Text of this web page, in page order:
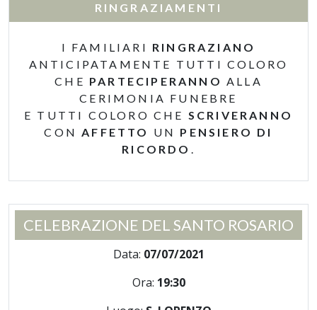
RINGRAZIAMENTI
I FAMILIARI RINGRAZIANO
ANTICIPATAMENTE TUTTI COLORO
CHE PARTECIPERANNO ALLA
CERIMONIA FUNEBRE
E TUTTI COLORO CHE SCRIVERANNO
CONAFFETTO UN PENSIERO DI
RICORDO .
CELEBRAZIONE DEL SANTO ROSARIO
Data: 07/07/2021
Ora: 19:30